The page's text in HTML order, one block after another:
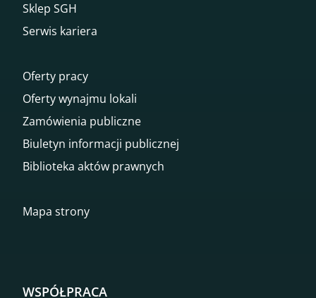
Sklep SGH
Serwis kariera
Oferty pracy
Oferty wynajmu lokali
Zamówienia publiczne
Biuletyn informacji publicznej
Biblioteka aktów prawnych
Mapa strony
WSPÓŁPRACA